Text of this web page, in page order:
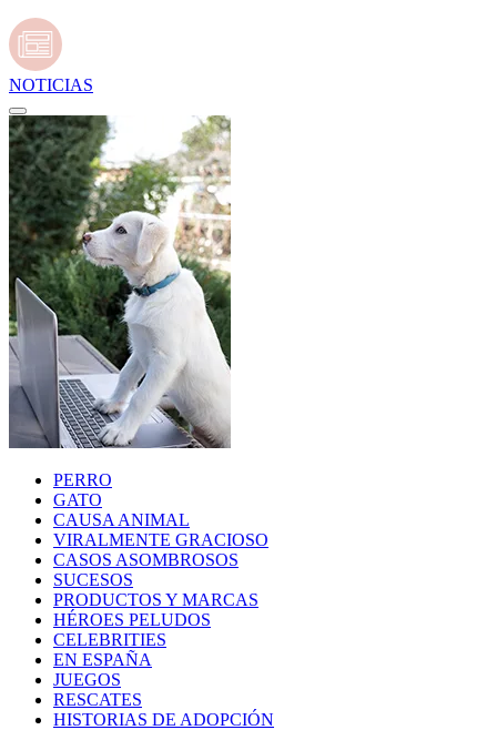
NOTICIAS
PERRO
GATO
CAUSA ANIMAL
VIRALMENTE GRACIOSO
CASOS ASOMBROSOS
SUCESOS
PRODUCTOS Y MARCAS
HÉROES PELUDOS
CELEBRITIES
EN ESPAÑA
JUEGOS
RESCATES
HISTORIAS DE ADOPCIÓN